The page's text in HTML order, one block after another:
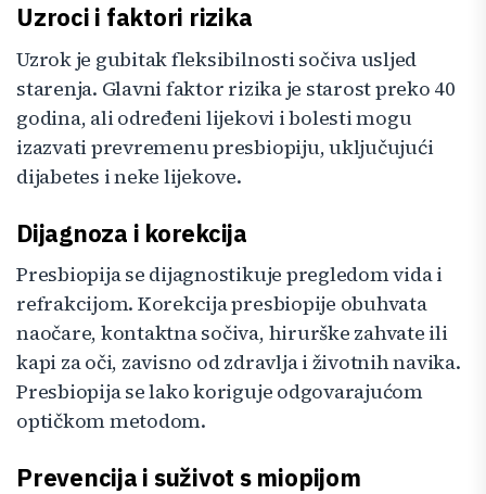
Uzroci i faktori rizika
Uzrok je gubitak fleksibilnosti sočiva usljed
starenja. Glavni faktor rizika je starost preko 40
godina, ali određeni lijekovi i bolesti mogu
izazvati prevremenu presbiopiju, uključujući
dijabetes i neke lijekove.
Dijagnoza i korekcija
Presbiopija se dijagnostikuje pregledom vida i
refrakcijom. Korekcija presbiopije obuhvata
naočare, kontaktna sočiva, hirurške zahvate ili
kapi za oči, zavisno od zdravlja i životnih navika.
Presbiopija se lako koriguje odgovarajućom
optičkom metodom.
Prevencija i suživot s miopijom